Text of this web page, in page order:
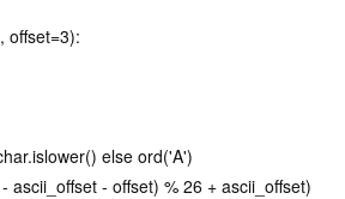
offset=3):
else ord('A')
ascii_offset - offset) % 26 + ascii_offset)